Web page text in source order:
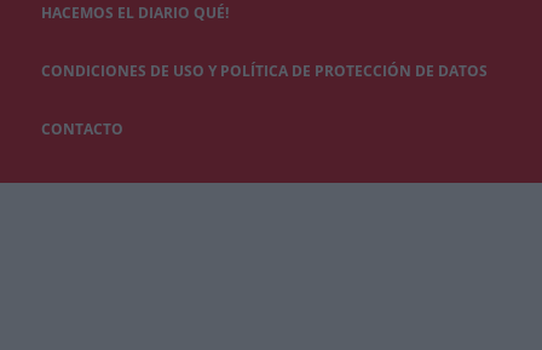
HACEMOS EL DIARIO QUÉ!
CONDICIONES DE USO Y POLÍTICA DE PROTECCIÓN DE DATOS
CONTACTO